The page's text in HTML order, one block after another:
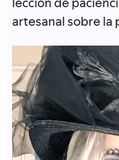
artesanal sobre la